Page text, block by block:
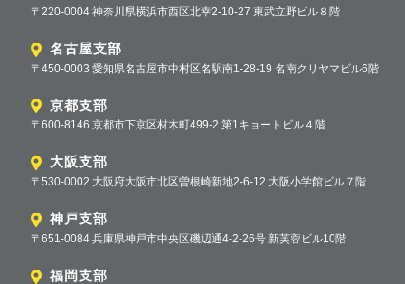
〒220-0004 神奈川県横浜市西区北幸2-10-27 東武立野ビル８階
名古屋支部
〒450-0003 愛知県名古屋市中村区名駅南1-28-19 名南クリヤマビル6階
京都支部
〒600-8146 京都市下京区材木町499-2 第1キョートビル４階
大阪支部
〒530-0002 大阪府大阪市北区曽根崎新地2-6-12 大阪小学館ビル７階
神戸支部
〒651-0084 兵庫県神戸市中央区磯辺通4-2-26号 新芙蓉ビル10階
福岡支部